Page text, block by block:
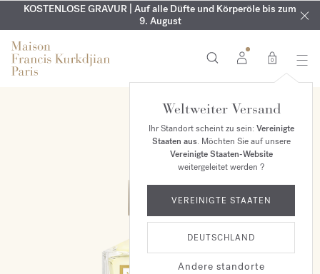
EXKLUSIV | Erhalten Sie OUDvelvet moodin Ihrer Bestellung*
KOSTENLOSE GRAVUR | Auf alle Düfte und Körperöle bis zum
9. August
SOMMERGARDEROBE | Finde deinen persönlichen
Sommerduft
0
Weltweiter Versand
Ihr Standort scheint zu sein: Vereinigte
Staaten aus. Möchten Sie auf unsere
Vereinigte Staaten-Website
weitergeleitet werden ?
VEREINIGTE STAATEN
DEUTSCHLAND
Andere standorte
EXKLUSIV MAISON